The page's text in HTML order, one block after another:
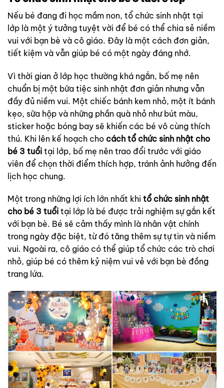
Nếu bé đang đi học mầm non, tổ chức sinh nhật tại
lớp là một ý tưởng tuyệt vời để bé có thể chia sẻ niềm
vui với bạn bè và cô giáo. Đây là một cách đơn giản,
tiết kiệm và vẫn giúp bé có một ngày đáng nhớ.
Vì thời gian ở lớp học thường khá ngắn, bố mẹ nên
chuẩn bị một bữa tiệc sinh nhật đơn giản nhưng vẫn
đầy đủ niềm vui. Một chiếc bánh kem nhỏ, một ít bánh
kẹo, sữa hộp và những phần quà nhỏ như bút màu,
sticker hoặc bóng bay sẽ khiến các bé vô cùng thích
thú. Khi lên kế hoạch cho cách tổ chức sinh nhật cho
bé 3 tuổi tại lớp, bố mẹ nên trao đổi trước với giáo
viên để chọn thời điểm thích hợp, tránh ảnh hưởng đến
lịch học chung.
Một trong những lợi ích lớn nhất khi tổ chức sinh nhật
cho bé 3 tuổi tại lớp là bé được trải nghiệm sự gắn kết
với bạn bè. Bé sẽ cảm thấy mình là nhân vật chính
trong ngày đặc biệt, từ đó tăng thêm sự tự tin và niềm
vui. Ngoài ra, cô giáo có thể giúp tổ chức các trò chơi
nhỏ, giúp bé có thêm kỷ niệm vui vẻ với bạn bè đồng
trang lứa.